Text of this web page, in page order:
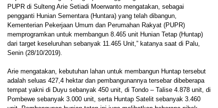
PUPR di Sulteng Arie Setiadi Moerwanto mengatakan, sebagai
pengganti Hunian Sementara (Huntara) yang telah dibangun,
Kementerian Pekerjaan Umum dan Perumahan Rakyat (PUPR)
memprogramkan untuk membangun 8.465 unit Hunian Tetap (Huntap)
dari target keseluruhan sebanyak 11.465 Unit,” katanya saat di Palu,
Senin (28/10/2019).
Arie mengatakan, kebutuhan lahan untuk membangun Huntap tersebut
adalah seluas 427,4 hektar dan pembangunannya tersebar dibeberapa
tempat yakni di Duyu sebanyak 450 unit, di Tondo – Talise 4.878 unit, di
Pombewe sebanyak 3.000 unit, serta Huntap Satelit sebanyak 3.460